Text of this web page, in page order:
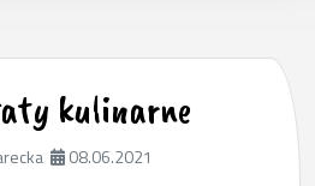
kulinarne
08.06.2021